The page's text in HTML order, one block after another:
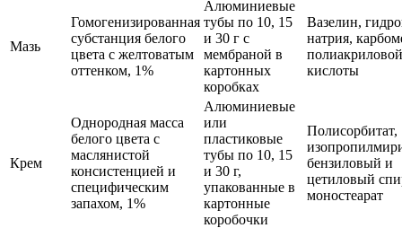
Мазь
Гомогенизированная
субстанция белого
цвета с желтоватым
оттенком, 1%
Алюминиевые
тубы по 10, 15
и 30 г с
мембраной в
картонных
коробках
Вазелин,
натрия,
полиакриловой
кислоты
Крем
Однородная масса
белого цвета с
маслянистой
консистенцией и
специфическим
запахом, 1%
Алюминиевые
или
пластиковые
тубы по 10, 15
и 30 г,
упакованные в
картонные
коробочки
Полисорбитат,
бензиловый и
цетиловый
моностеарат